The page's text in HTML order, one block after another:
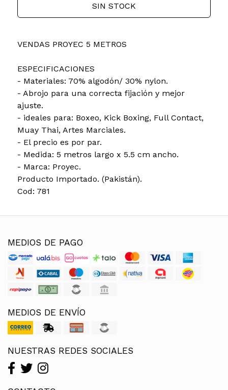
SIN STOCK
VENDAS PROYEC 5 METROS
ESPECIFICACIONES
- Materiales: 70% algodón/ 30% nylon.
- Abrojo para una correcta fijación y mejor
ajuste.
- ideales para: Boxeo, Kick Boxing, Full Contact,
Muay Thai, Artes Marciales.
- El precio es por par.
- Medida: 5 metros largo x 5.5 cm ancho.
- Marca: Proyec.
Producto Importado. (Pakistán).
Cod: 781
MEDIOS DE PAGO
MEDIOS DE ENVÍO
NUESTRAS REDES SOCIALES